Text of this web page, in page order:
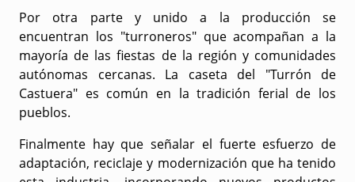
Por otra parte y unido a la producción se
encuentran los "turroneros" que acompañan a la
mayoría de las fiestas de la región y comunidades
autónomas cercanas. La caseta del "Turrón de
Castuera" es común en la tradición ferial de los
pueblos.
Finalmente hay que señalar el fuerte esfuerzo de
adaptación, reciclaje y modernización que ha tenido